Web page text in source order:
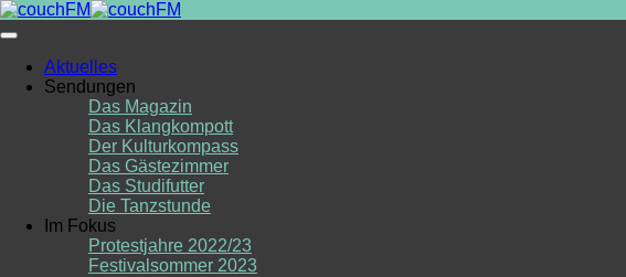
Skip
to
Aktuelles
Sendungen
Das Magazin
Das Klangkompott
Der Kulturkompass
Das Gästezimmer
Das Studifutter
Die Tanzstunde
Im Fokus
Protestjahre 2022/23
Festivalsommer 2023